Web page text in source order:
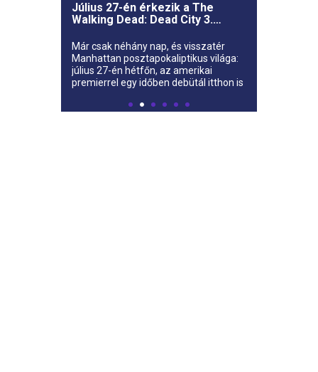
Július 27-én érkezik a The
Walking Dead: Dead City 3.
Már csak néhány nap, és visszatér
Manhattan posztapokaliptikus világa:
július 27-én hétfőn, az amerikai
premierrel egy időben debütál itthon is
City harmadik évada.